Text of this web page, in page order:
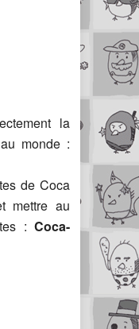
la
monde :
de Coca
mettre au
: Coca-